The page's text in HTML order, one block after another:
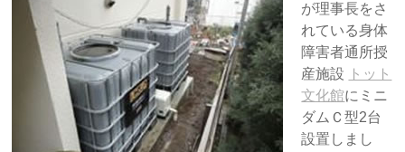
が理事長をさ
れている身体
障害者通所授
産施設
トット
文化館にミニ
ダムＣ型2台
設置しまし